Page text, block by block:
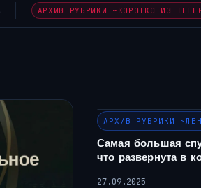
трафиком как раньше Axios снова…
АРХИВ РУБРИКИ
Самая большая
что развернута в
27.09.2025